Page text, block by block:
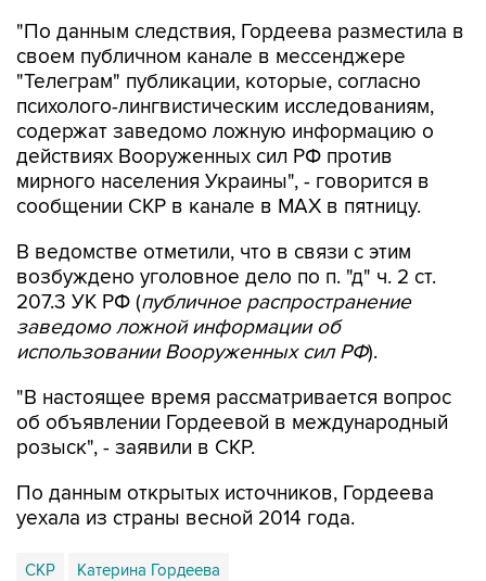
"По данным следствия, Гордеева разместила в
своем публичном канале в мессенджере
"Телеграм" публикации, которые, согласно
психолого-лингвистическим исследованиям,
содержат заведомо ложную информацию о
действиях Вооруженных сил РФ против
мирного населения Украины", - говорится в
сообщении СКР в канале в MAX в пятницу.
В ведомстве отметили, что в связи с этим
возбуждено уголовное дело по п. "д" ч. 2 ст.
207.3 УК РФ (публичное распространение
заведомо ложной информации об
использовании Вооруженных сил РФ).
"В настоящее время рассматривается вопрос
об объявлении Гордеевой в международный
розыск", - заявили в СКР.
По данным открытых источников, Гордеева
уехала из страны весной 2014 года.
СКР Катерина Гордеева